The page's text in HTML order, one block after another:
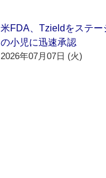
米FDA、Tzieldをステー
の小児に迅速承認
2026年07月07日 (火)